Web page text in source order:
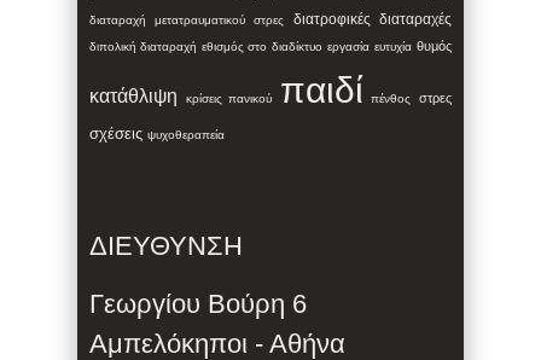
διαταραχή μετατραυματικού στρες διατροφικές διαταραχές
διπολική διαταραχή εθισμός στο διαδίκτυο εργασία ευτυχία θυμός
κατάθλιψη κρίσεις πανικού παιδί πένθος στρες
σχέσεις ψυχοθεραπεία
ΔΙΕΥΘΥΝΣΗ
Γεωργίου Βούρη 6
Αμπελόκηποι - Αθήνα